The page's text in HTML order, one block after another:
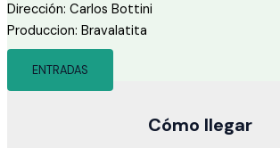
Dirección: Carlos Bottini
Produccion: Bravalatita
ENTRADAS
Cómo llegar